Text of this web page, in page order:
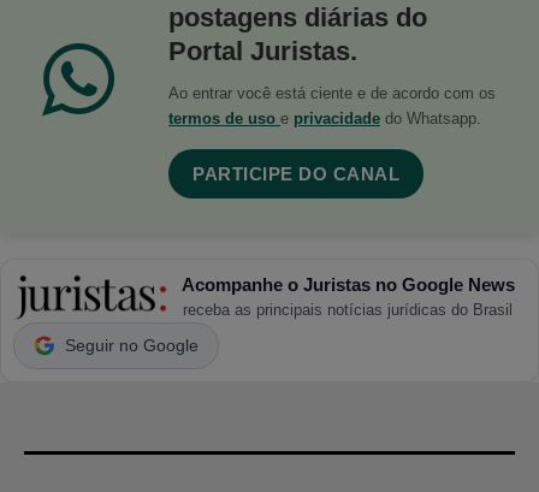
postagens diárias do
Portal Juristas.
Ao entrar você está ciente e de acordo com os
termos de uso e privacidade do Whatsapp.
PARTICIPE DO CANAL
Acompanhe o Juristas no Google News
receba as principais notícias jurídicas do Brasil
Seguir no Google